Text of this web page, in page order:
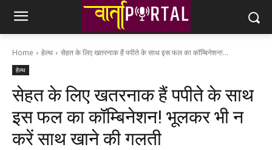
Home हेल्थ सेहत के लिए खतरनाक हैं पपीते के साथ इस फल का कॉम्बिनेशन!...
हेल्थ
सेहत के लिए खतरनाक हैं पपीते के साथ
इस फल का कॉम्बिनेशन! भूलकर भी न
करें साथ खाने की गलती